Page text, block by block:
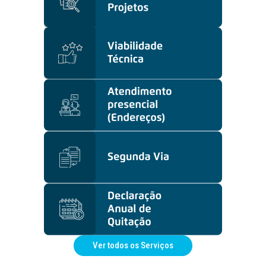
Ver todos os Serviços